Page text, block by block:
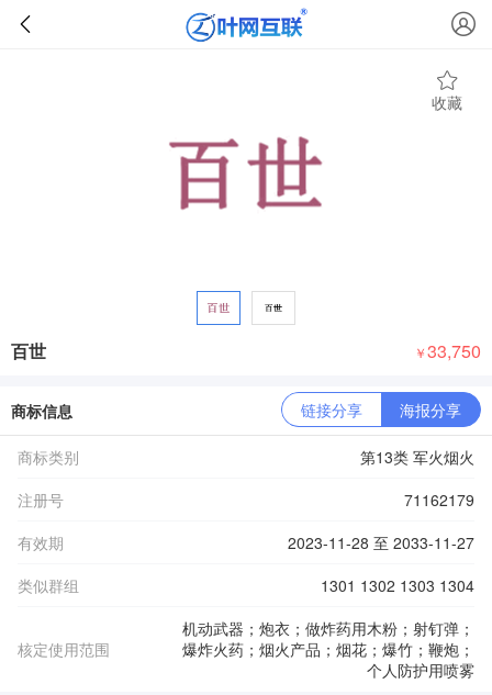
收藏
百世 ￥33,750
商标信息 链接分享 海报分享
商标类别
第13类 军火烟火
注册号
71162179
有效期
2023-11-28 至 2033-11-27
类似群组
1301 1302 1303 1304
核定使用范围
机动武器；炮衣；做炸药用木粉；射钉弹；
爆炸火药；烟火产品；烟花；爆竹；鞭炮；
个人防护用喷雾